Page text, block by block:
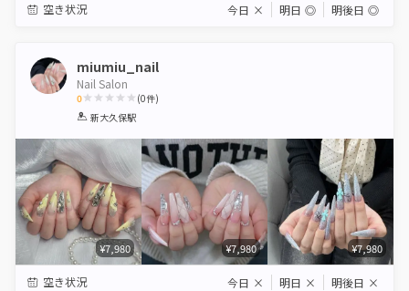
空き状況 今日 × 明日 ◎ 明後日 ◎
miumiu_nail
Nail Salon
0
1 2 3 4 5
(0件)
新大久保駅
¥7,980 ¥7,980 ¥7,980
空き状況 今日 × 明日 × 明後日 ×